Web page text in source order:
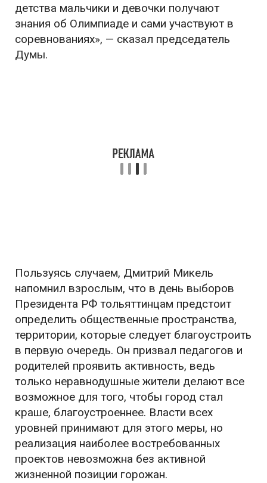
детства мальчики и девочки получают
знания об Олимпиаде и сами участвуют в
соревнованиях», — сказал председатель
Думы.
Пользуясь случаем, Дмитрий Микель
напомнил взрослым, что в день выборов
Президента РФ тольяттинцам предстоит
определить общественные пространства,
территории, которые следует благоустроить
в первую очередь. Он призвал педагогов и
родителей проявить активность, ведь
только неравнодушные жители делают все
возможное для того, чтобы город стал
краше, благоустроеннее. Власти всех
уровней принимают для этого меры, но
реализация наиболее востребованных
проектов невозможна без активной
жизненной позиции горожан.